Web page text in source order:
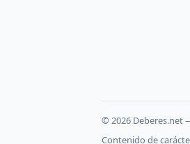
© 2026 Deberes.net
Contenido de